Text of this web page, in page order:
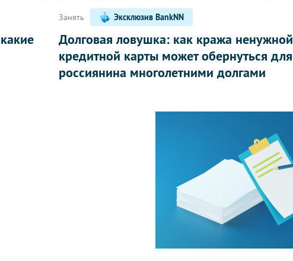
Занять Эксклюзив BankNN
Долговая ловушка: как кража ненужной
кредитной карты может обернуться для
россиянина многолетними долгами